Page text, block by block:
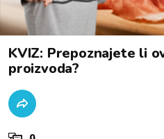
KVIZ: Prepoznajete li
proizvoda?